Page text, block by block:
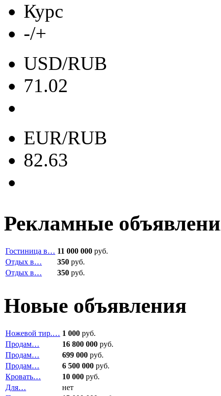
Курс
-/+
USD/RUB
71.02
EUR/RUB
82.63
Рекламные
Гостиница в… 11 000 000 руб.
Отдых в…
350 руб.
Отдых в…
350 руб.
Новые объявления
Ножевой тир.… 1 000 руб.
Продам…
16 800 000 руб.
Продам…
699 000 руб.
Продам…
6 500 000 руб.
Кровать…
10 000 руб.
Для…
нет